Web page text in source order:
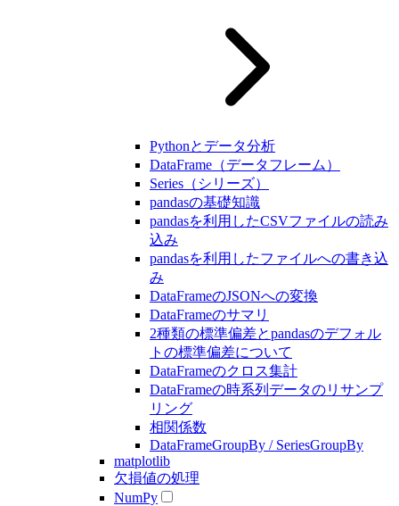
Pythonとデータ分析
DataFrame（データフレーム）
Series（シリーズ）
pandasの基礎知識
pandasを利用したCSVファイルの読み
込み
pandasを利用したファイルへの書き込
み
DataFrameのJSONへの変換
DataFrameのサマリ
2種類の標準偏差とpandasのデフォル
トの標準偏差について
DataFrameのクロス集計
DataFrameの時系列データのリサンプ
リング
相関係数
DataFrameGroupBy / SeriesGroupBy
matplotlib
欠損値の処理
NumPy